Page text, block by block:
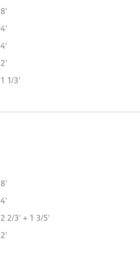
8'
4'
4'
2'
1 1/3'
8'
4'
2 2/3' + 1 3/5'
2'